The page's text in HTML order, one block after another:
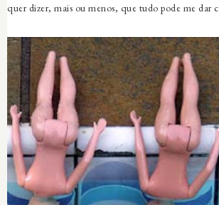
quer dizer, mais ou menos, que tudo pode me dar